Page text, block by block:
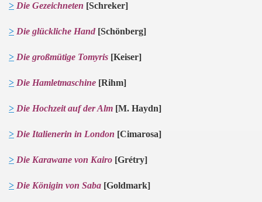
> Die Gezeichneten [Schreker]
> Die glückliche Hand [Schönberg]
> Die großmütige Tomyris [Keiser]
> Die Hamletmaschine [Rihm]
> Die Hochzeit auf der Alm [M. Haydn]
> Die Italienerin in London [Cimarosa]
> Die Karawane von Kairo [Grétry]
> Die Königin von Saba [Goldmark]